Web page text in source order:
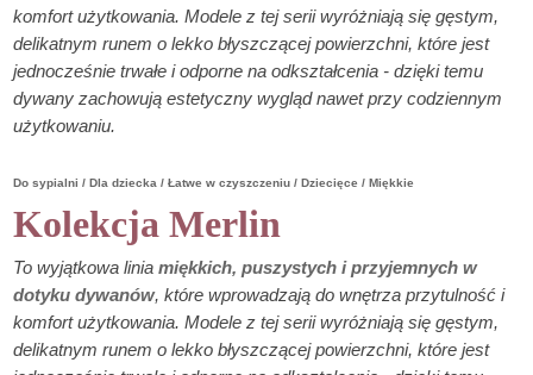
komfort użytkowania. Modele z tej serii wyróżniają się gęstym,
delikatnym runem o lekko błyszczącej powierzchni, które jest
jednocześnie trwałe i odporne na odkształcenia - dzięki temu
dywany zachowują estetyczny wygląd nawet przy codziennym
użytkowaniu.
Do sypialni / Dla dziecka / Łatwe w czyszczeniu / Dziecięce / Miękkie
Kolekcja Merlin
To wyjątkowa liniamiękkich, puszystych i przyjemnych w
dotyku dywanów, które wprowadzają do wnętrza przytulność i
komfort użytkowania. Modele z tej serii wyróżniają się gęstym,
delikatnym runem o lekko błyszczącej powierzchni, które jest